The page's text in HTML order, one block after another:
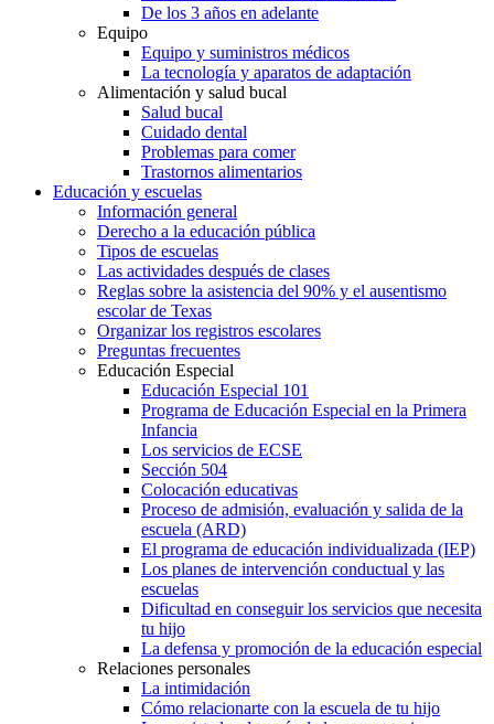
De los 3 años en adelante
Equipo
Equipo y suministros médicos
La tecnología y aparatos de adaptación
Alimentación y salud bucal
Salud bucal
Cuidado dental
Problemas para comer
Trastornos alimentarios
Educación y escuelas
Información general
Derecho a la educación pública
Tipos de escuelas
Las actividades después de clases
Reglas sobre la asistencia del 90% y el ausentismo
escolar de Texas
Organizar los registros escolares
Preguntas frecuentes
Educación Especial
Educación Especial 101
Programa de Educación Especial en la Primera
Infancia
Los servicios de ECSE
Sección 504
Colocación educativas
Proceso de admisión, evaluación y salida de la
escuela (ARD)
El programa de educación individualizada (IEP)
Los planes de intervención conductual y las
escuelas
Dificultad en conseguir los servicios que necesita
tu hijo
La defensa y promoción de la educación especial
Relaciones personales
La intimidación
Cómo relacionarte con la escuela de tu hijo